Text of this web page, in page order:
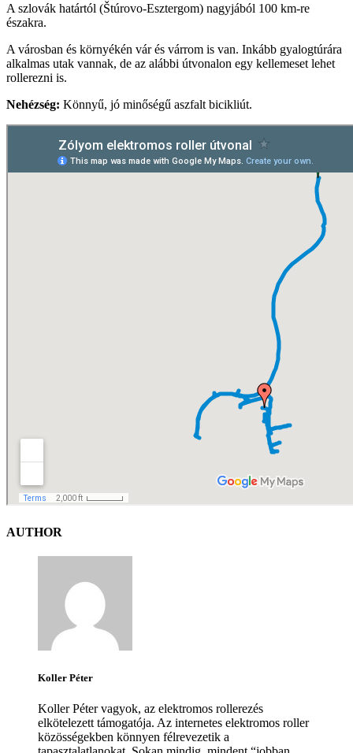
A szlovák határtól (Štúrovo-Esztergom) nagyjából 100 km-re
északra.
A városban és környékén vár és várrom is van. Inkább gyalogtúrára
alkalmas utak vannak, de az alábbi útvonalon egy kellemeset lehet
rollerezni is.
Nehézség: Könnyű, jó minőségű aszfalt bicikliút.
AUTHOR
Koller Péter
Koller Péter vagyok, az elektromos rollerezés
elkötelezett támogatója. Az internetes elektromos roller
közösségekben könnyen félrevezetik a